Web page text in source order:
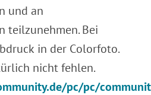
und an
teilzunehmen. Bei
in der Colorfoto.
nicht fehlen.
pc/pc/